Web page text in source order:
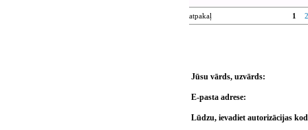
atpakaļ 1
Jūsu vārds, uzvārds:
E-pasta adrese:
Lūdzu, ievadiet autorizācijas